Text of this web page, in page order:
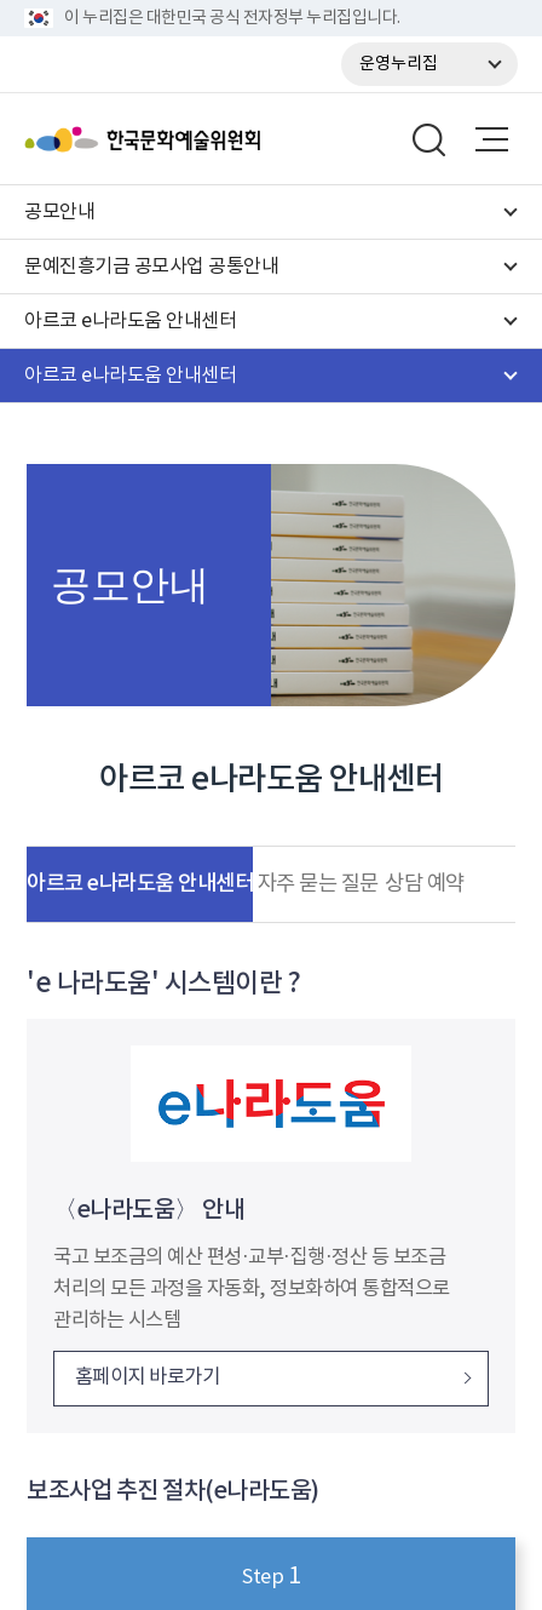
이 누리집은 대한민국 공식 전자정부 누리집입니다.
운영누리집
공모안내
문예진흥기금 공모사업 공통안내
아르코 e나라도움 안내센터
아르코 e나라도움 안내센터
공모안내
아르코 e나라도움 안내센터
아르코 e나라도움 안내센터 자주 묻는 질문 상담 예약
'e 나라도움' 시스템이란 ?
〈e나라도움〉 안내
국고 보조금의 예산 편성·교부·집행·정산 등 보조금
처리의 모든 과정을 자동화, 정보화하여 통합적으로
관리하는 시스템
홈페이지 바로가기
보조사업 추진 절차(e나라도움)
Step 1